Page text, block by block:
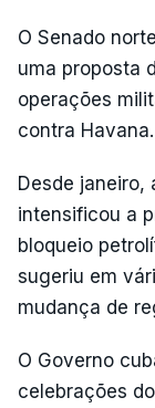
O Senado
uma proposta
operações
contra Havana.
Desde janeiro,
intensificou a
bloqueio
sugeriu em
mudança de
O Governo
celebrações